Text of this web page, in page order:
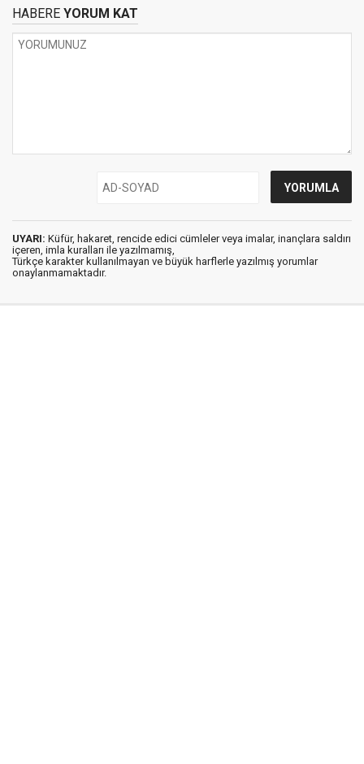
HABERE YORUM KAT
UYARI: Küfür, hakaret, rencide edici cümleler veya imalar, inançlara saldırı
içeren, imla kuralları ile yazılmamış,
Türkçe karakter kullanılmayan ve büyük harflerle yazılmış yorumlar
onaylanmamaktadır.